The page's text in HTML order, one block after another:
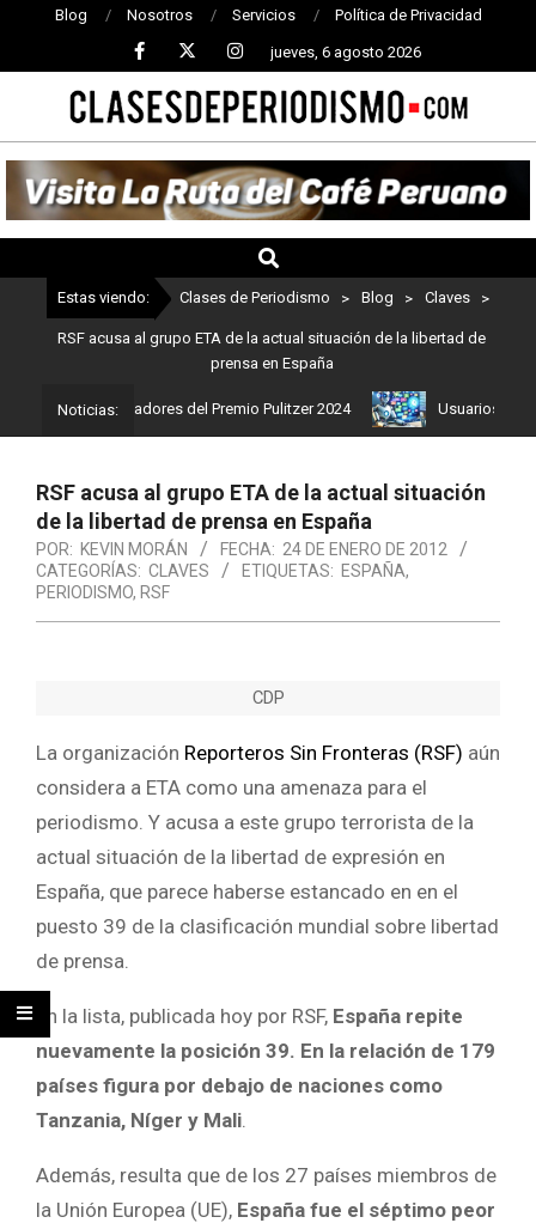
Blog Nosotros Servicios Política de Privacidad
jueves, 6 agosto 2026
CLASES
DE
PERIODISMO
Estas viendo: Clases de Periodismo > Blog > Claves >
RSF acusa al grupo ETA de la actual situación de la libertad de
prensa en España
Noticias:
son los ganadores del Premio Pulitzer 2024 Usuarios de
RSF acusa al grupo ETA de la actual situación
de la libertad de prensa en España
POR: KEVIN MORÁN FECHA: 24 DE ENERO DE 2012
CATEGORÍAS: CLAVES ETIQUETAS: ESPAÑA,
PERIODISMO, RSF
CDP
La organización Reporteros Sin Fronteras (RSF) aún
considera a ETA como una amenaza para el
periodismo. Y acusa a este grupo terrorista de la
actual situación de la libertad de expresión en
España, que parece haberse estancado en en el
puesto 39 de la clasificación mundial sobre libertad
de prensa.
En la lista, publicada hoy por RSF, España repite
nuevamente la posición 39. En la relación de 179
países figura por debajo de naciones como
Tanzania, Níger y Mali
Además, resulta que de los 27 países miembros de
la Unión Europea (UE), España fue el séptimo peor